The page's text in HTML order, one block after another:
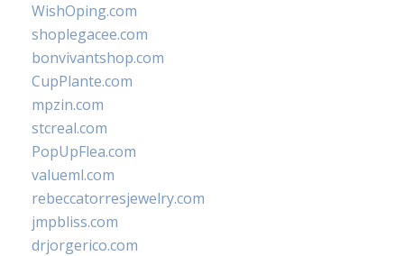
WishOping.com
shoplegacee.com
bonvivantshop.com
CupPlante.com
mpzin.com
stcreal.com
PopUpFlea.com
valueml.com
rebeccatorresjewelry.com
jmpbliss.com
drjorgerico.com